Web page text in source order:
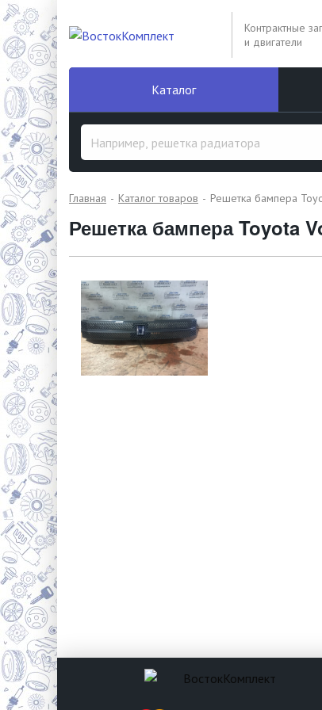
Контрактные
и двигатели
Каталог
Главная Каталог товаров Решетка бампера
Решетка бампера Toyota